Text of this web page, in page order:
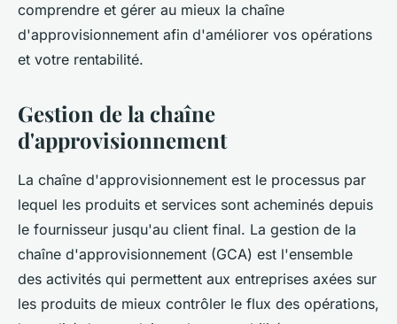
comprendre et gérer au mieux la chaîne
d'approvisionnement afin d'améliorer vos opérations
et votre rentabilité.
Gestion de la chaîne
d'approvisionnement
La chaîne d'approvisionnement est le processus par
lequel les produits et services sont acheminés depuis
le fournisseur jusqu'au client final. La gestion de la
chaîne d'approvisionnement (GCA) est l'ensemble
des activités qui permettent aux entreprises axées sur
les produits de mieux contrôler le flux des opérations,